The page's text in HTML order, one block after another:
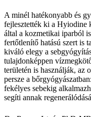
A minél hatékonyabb és
fejlesztették ki a Hyiodine
által a kozmetikai iparból
fertőtlenítő hatású szert is
kiváló elegy a
tulajdonképpen
területén is használják, az
persze a
fekélyes sebekig
segíti annak